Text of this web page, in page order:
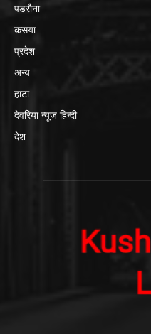
पडरौना
कसया
प्रदेश
अन्य
हाटा
देवरिया न्यूज़ हिन्दी
देश